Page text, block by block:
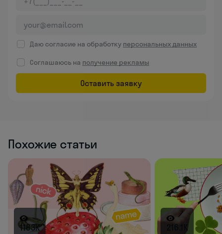
Даю согласие на обработку персональных данных
Соглашаюсь на получение рекламы
Оставить заявку
Похожие статьи
1183K 216.1K